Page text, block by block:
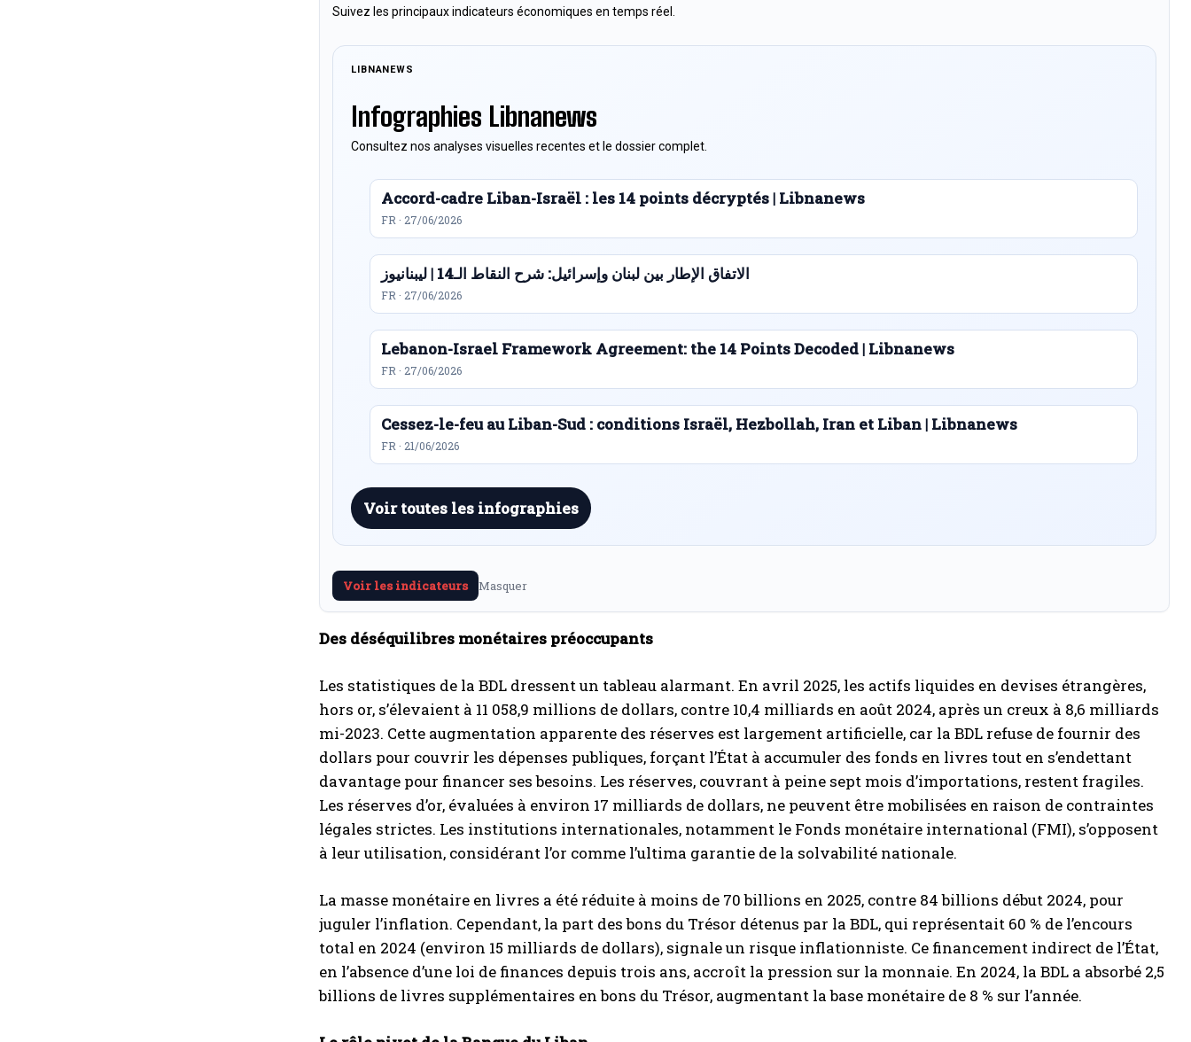
Suivez les principaux indicateurs économiques en temps réel.
LIBNANEWS
Infographies Libnanews
Consultez nos analyses visuelles recentes et le dossier complet.
Accord-cadre Liban-Israël : les 14 points décryptés | Libnanews
FR · 27/06/2026
الاتفاق الإطار بين لبنان وإسرائيل: شرح النقاط الـ14 | ليبنانيوز
FR · 27/06/2026
Lebanon-Israel Framework Agreement: the 14 Points Decoded | Libnanews
FR · 27/06/2026
Cessez-le-feu au Liban-Sud : conditions Israël, Hezbollah, Iran et Liban | Libnanews
FR · 21/06/2026
Voir toutes les infographies
Voir les indicateurs Masquer
Des déséquilibres monétaires préoccupants
Les statistiques de la BDL dressent un tableau alarmant. En avril 2025, les actifs liquides en devises étrangères,
hors or, s’élevaient à 11 058,9 millions de dollars, contre 10,4 milliards en août 2024, après un creux à 8,6 milliards
mi-2023. Cette augmentation apparente des réserves est largement artificielle, car la BDL refuse de fournir des
dollars pour couvrir les dépenses publiques, forçant l’État à accumuler des fonds en livres tout en s’endettant
davantage pour financer ses besoins. Les réserves, couvrant à peine sept mois d’importations, restent fragiles.
Les réserves d’or, évaluées à environ 17 milliards de dollars, ne peuvent être mobilisées en raison de contraintes
légales strictes. Les institutions internationales, notamment le Fonds monétaire international (FMI), s’opposent
à leur utilisation, considérant l’or comme l’ultima garantie de la solvabilité nationale.
La masse monétaire en livres a été réduite à moins de 70 billions en 2025, contre 84 billions début 2024, pour
juguler l’inflation. Cependant, la part des bons du Trésor détenus par la BDL, qui représentait 60 % de l’encours
total en 2024 (environ 15 milliards de dollars), signale un risque inflationniste. Ce financement indirect de l’État,
en l’absence d’une loi de finances depuis trois ans, accroît la pression sur la monnaie. En 2024, la BDL a absorbé 2,5
billions de livres supplémentaires en bons du Trésor, augmentant la base monétaire de 8 % sur l’année.